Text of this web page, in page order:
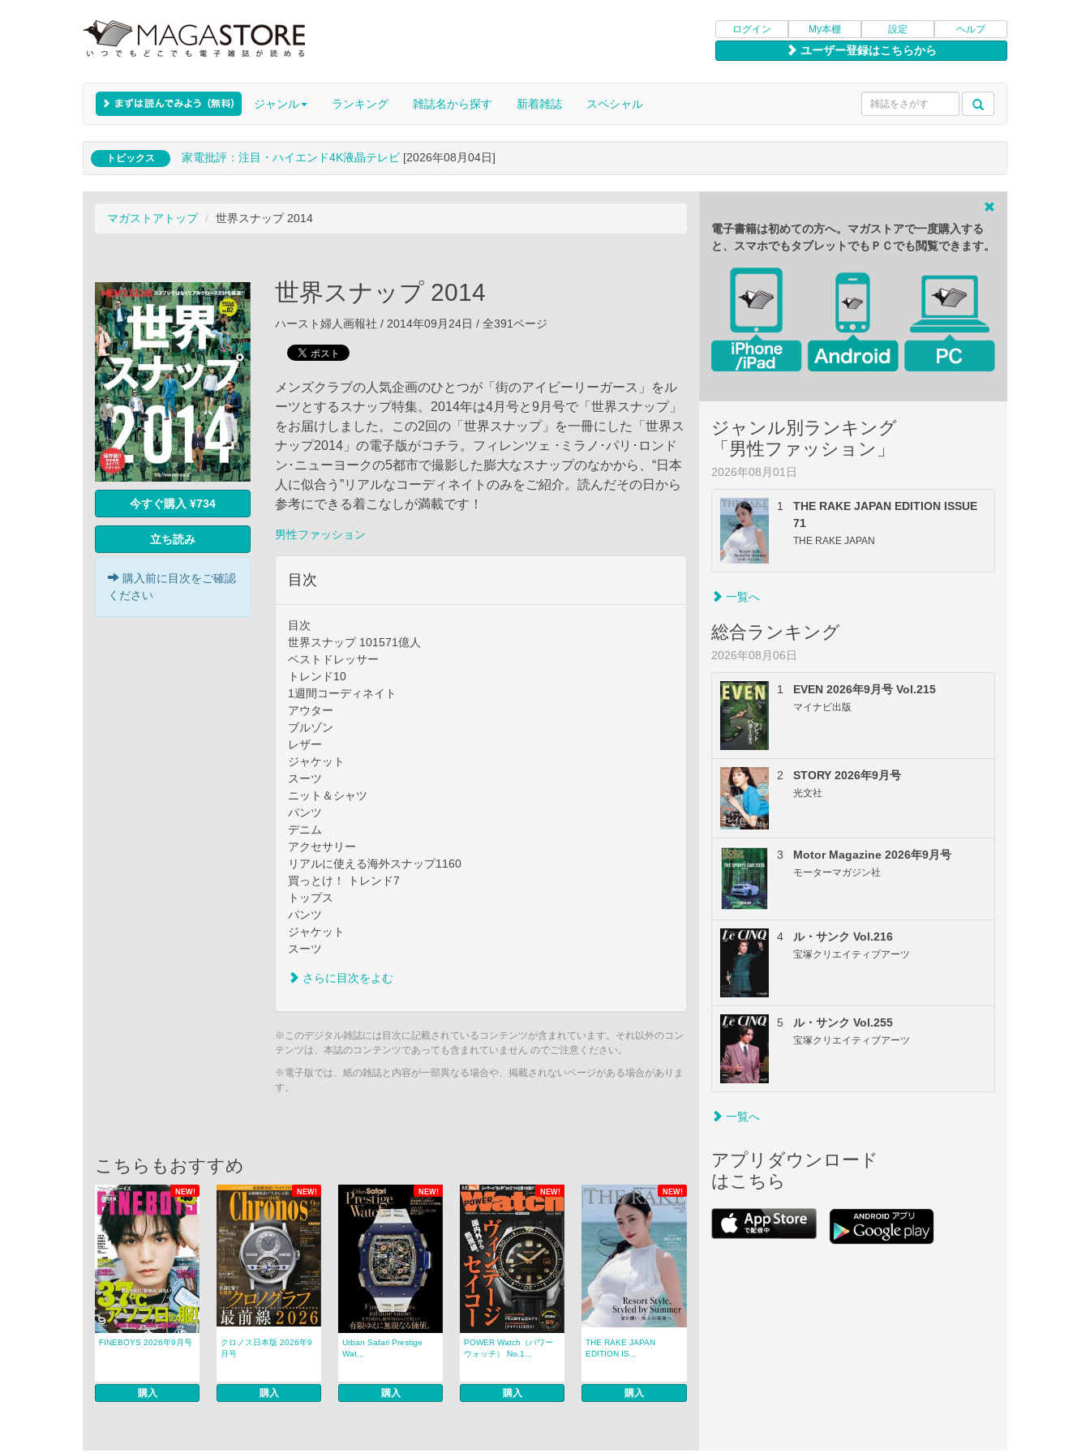
ログイン My本棚 設定 ヘルプ
ユーザー登録はこちらから
ジャンル ランキング 雑誌名から探す 新着雑誌 スペシャル
トピックス 家電批評：注目・ハイエンド4K液晶テレビ [2026年08月04日]
マガストアトップ 世界スナップ 2014
今すぐ購入 ¥734
立ち読み
購入前に目次をご確認
ください
世界スナップ 2014
ハースト婦人画報社 / 2014年09月24日 / 全391ページ
メンズクラブの人気企画のひとつが「街のアイビーリーガース」をル
ーツとするスナップ特集。2014年は4月号と9月号で「世界スナップ」
をお届けしました。この2回の「世界スナップ」を一冊にした「世界ス
ナップ2014」の電子版がコチラ。フィレンツェ ･ミラノ･パリ･ロンド
ン･ニューヨークの5都市で撮影した膨大なスナップのなかから、“日本
人に似合う”リアルなコーディネイトのみをご紹介。読んだその日から
参考にできる着こなしが満載です！
男性ファッション
目次
目次
世界スナップ 101571億人
ベストドレッサー
トレンド10
1週間コーディネイト
アウター
ブルゾン
レザー
ジャケット
スーツ
ニット＆シャツ
パンツ
デニム
アクセサリー
リアルに使える海外スナップ1160
買っとけ！ トレンド7
トップス
パンツ
ジャケット
スーツ
さらに目次をよむ
※このデジタル雑誌には目次に記載されているコンテンツが含まれています。それ以外のコン
テンツは、本誌のコンテンツであっても含まれていません のでご注意ください。
※電子版では、紙の雑誌と内容が一部異なる場合や、掲載されないページがある場合がありま
す。
こちらもおすすめ
NEW! NEW! NEW! NEW! NEW!
FINEBOYS 2026年9月号
購入
クロノス日本版 2026年9
月号
購入
Urban Safari Prestige
Wat...
購入
POWER Watch（パワー
ウォッチ） No.1...
購入
THE RAKE JAPAN
EDITION IS...
購入
電子書籍は初めての方へ。マガストアで一度購入する
と、スマホでもタブレットでもＰＣでも閲覧できます。
ジャンル別ランキング
「男性ファッション」
2026年08月01日
1
THE RAKE JAPAN EDITION ISSUE
71
THE RAKE JAPAN
一覧へ
総合ランキング
2026年08月06日
1 EVEN 2026年9月号 Vol.215
マイナビ出版
2 STORY 2026年9月号
光文社
3 Motor Magazine 2026年9月号
モーターマガジン社
4 ル・サンク Vol.216
宝塚クリエイティブアーツ
5 ル・サンク Vol.255
宝塚クリエイティブアーツ
一覧へ
アプリダウンロード
はこちら